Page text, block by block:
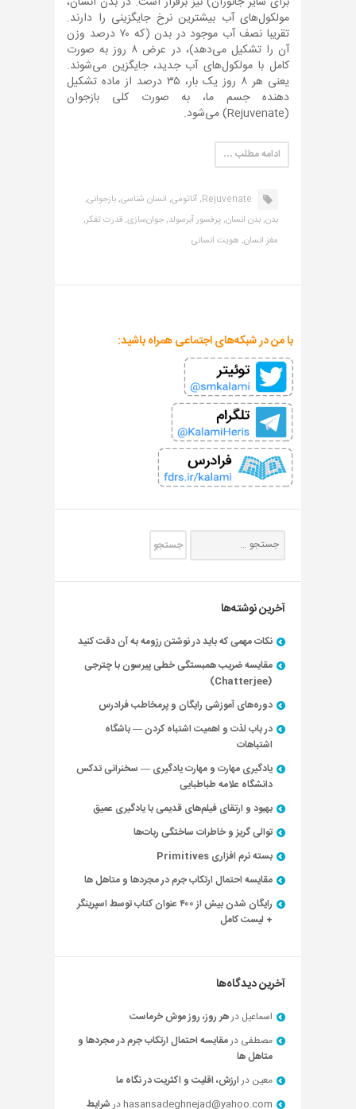
مولکول‌های آب بیشترین نرخ جایگزینی را دارند.
تقریبا نصف آب موجود در بدن (که ۷۰ درصد وزن
آن را تشکیل می‌دهد)، در عرض ۸ روز به صورت
کامل با مولکول‌های آب جدید، جایگزین می‌شوند.
یعنی هر ۸ روز یک بار، ۳۵ درصد از ماده تشکیل
دهنده جسم ما، به صورت کلی بازجوان
(Rejuvenate) می‌شود.
ادامه مطلب …
Rejuvenate, آناتومی, انسان شناسی,بازجوانی,
بدن,بدن انسان,پرفسور آبرسولد,جوان‌سازی,قدرت تفکر,
مغز انسان, هویت انسانی
با من در شبکه‌های اجتماعی همراه باشید:
آخرین نوشته‌ها
نکات مهمی که باید در نوشتن رزومه به آن دقت کنید
مقایسه ضریب همبستگی خطی پیرسون با چترجی
(Chatterjee)
دوره‌های آموزشی رایگان و پرمخاطب فرادرس
در باب لذت و اهمیت اشتباه کردن — باشگاه
اشتباهات
یادگیری مهارت و مهارت یادگیری — سخنرانی تدکس
دانشگاه علامه طباطبایی
بهبود و ارتقای فیلم‌های قدیمی با یادگیری عمیق
توالی گریز و خاطرات ساختگی ربات‌ها
بسته نرم افزاری Primitives
مقایسه احتمال ارتکاب جرم در مجردها و متاهل ها
رایگان شدن بیش از ۴۰۰ عنوان کتاب توسط اسپرینگر
+ لیست کامل
آخرین دیدگاه‌ها
اسماعیل درهر روز، روز موش خرماست
مصطفی درمقایسه احتمال ارتکاب جرم در مجردها و
متاهل ها
معین درارزش، اقلیت و اکثریت در نگاه ما
hasansadeghnejad@yahoo.com درشرایط